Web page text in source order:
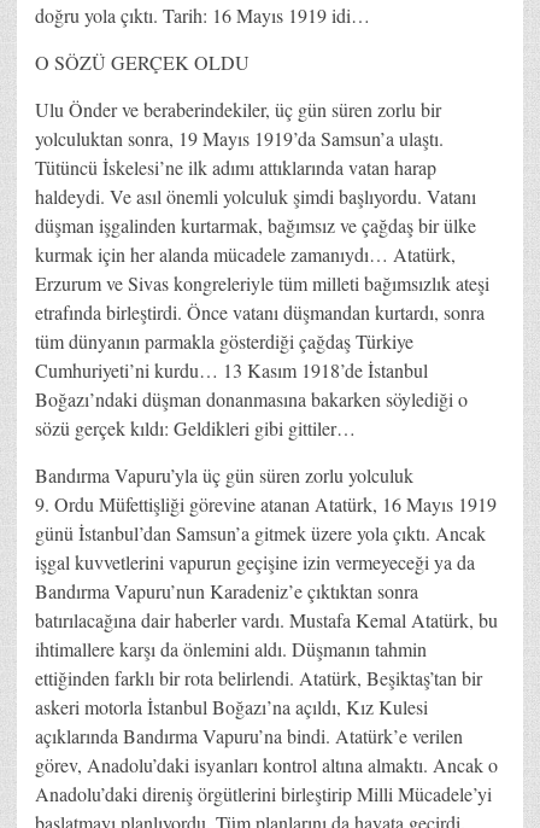
doğru yola çıktı. Tarih: 16 Mayıs 1919 idi…
O SÖZÜ GERÇEK OLDU
Ulu Önder ve beraberindekiler, üç gün süren zorlu bir
yolculuktan sonra, 19 Mayıs 1919’da Samsun’a ulaştı.
Tütüncü İskelesi’ne ilk adımı attıklarında vatan harap
haldeydi. Ve asıl önemli yolculuk şimdi başlıyordu. Vatanı
düşman işgalinden kurtarmak, bağımsız ve çağdaş bir ülke
kurmak için her alanda mücadele zamanıydı… Atatürk,
Erzurum ve Sivas kongreleriyle tüm milleti bağımsızlık ateşi
etrafında birleştirdi. Önce vatanı düşmandan kurtardı, sonra
tüm dünyanın parmakla gösterdiği çağdaş Türkiye
Cumhuriyeti’ni kurdu… 13 Kasım 1918’de İstanbul
Boğazı’ndaki düşman donanmasına bakarken söylediği o
sözü gerçek kıldı: Geldikleri gibi gittiler…
Bandırma Vapuru’yla üç gün süren zorlu yolculuk
9. Ordu Müfettişliği görevine atanan Atatürk, 16 Mayıs 1919
günü İstanbul’dan Samsun’a gitmek üzere yola çıktı. Ancak
işgal kuvvetlerini vapurun geçişine izin vermeyeceği ya da
Bandırma Vapuru’nun Karadeniz’e çıktıktan sonra
batırılacağına dair haberler vardı. Mustafa Kemal Atatürk, bu
ihtimallere karşı da önlemini aldı. Düşmanın tahmin
ettiğinden farklı bir rota belirlendi. Atatürk, Beşiktaş’tan bir
askeri motorla İstanbul Boğazı’na açıldı, Kız Kulesi
açıklarında Bandırma Vapuru’na bindi. Atatürk’e verilen
görev, Anadolu’daki isyanları kontrol altına almaktı. Ancak o
Anadolu’daki direniş örgütlerini birleştirip Milli Mücadele’yi
başlatmayı planlıyordu. Tüm planlarını da hayata geçirdi.